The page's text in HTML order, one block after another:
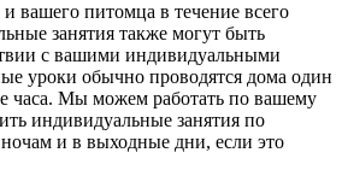
и вашего питомца в течение всего
занятия также могут быть
с вашими индивидуальными
уроки обычно проводятся дома один
часа. Мы можем работать по вашему
индивидуальные занятия по
ночам и в выходные дни, если это